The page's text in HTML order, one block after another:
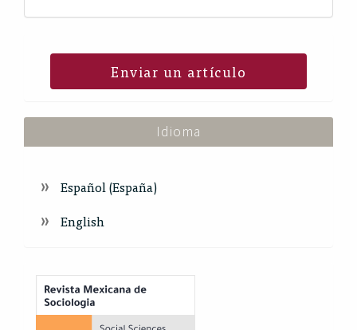
Enviar un artículo
Idioma
Español (España)
English
Index